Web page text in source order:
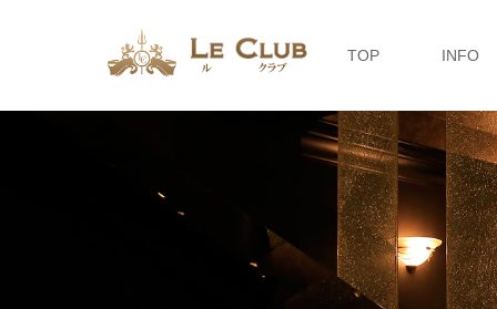
TOP INFO